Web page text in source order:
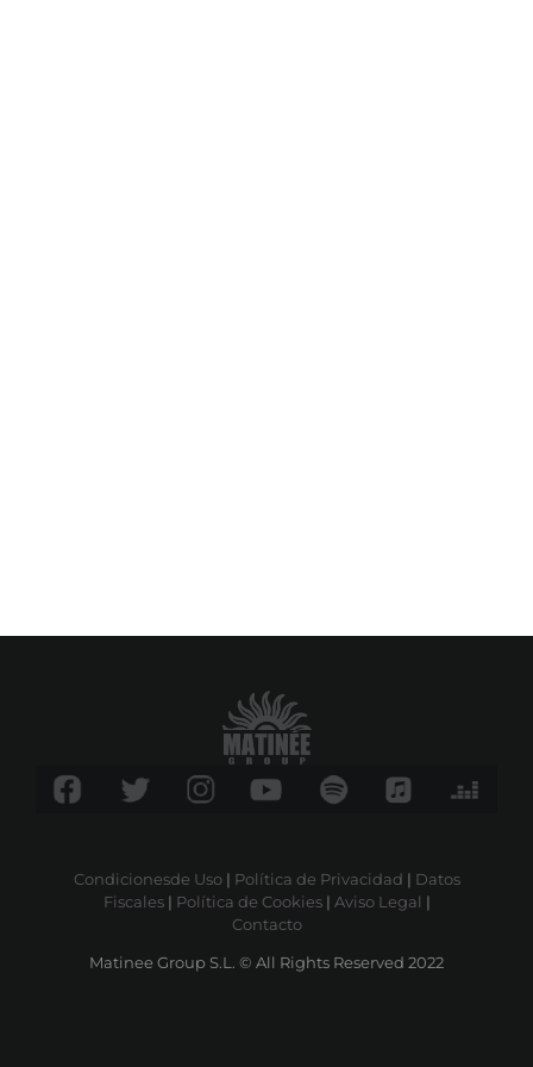
Condicionesde Uso| Política de Privacidad | Datos
Fiscales| Política de Cookies| Aviso Legal |
Contacto
Matinee Group S.L. © All Rights Reserved 2022